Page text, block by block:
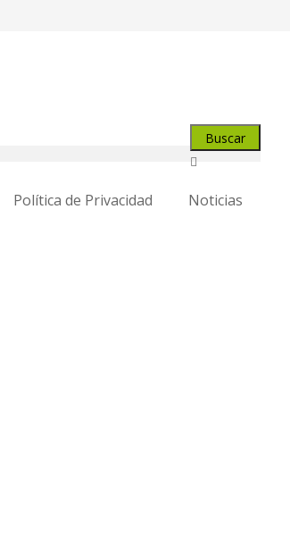
Política de Privacidad Noticias